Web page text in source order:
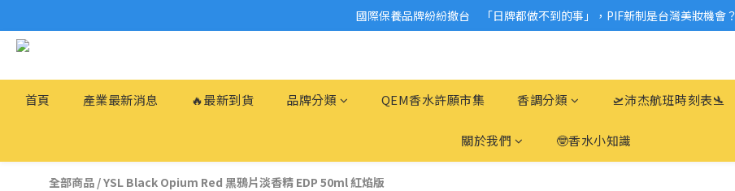
2026美妝小樣、試用品變少？PIF化妝品身分證7月上路！消費者必懂5觀念
國際保養品牌紛紛撤台　「日牌都做不到的事」，PIF新制是台灣美妝機會？
首頁 產業最新消息 🔥最新到貨 品牌分類 QEM香水許願市集 香調分類 🛫沛杰航班時刻表🛬
關於我們 🤓香水小知識
全部商品 /YSL Black Opium Red 黑鴉片淡香精 EDP 50ml 紅焰版